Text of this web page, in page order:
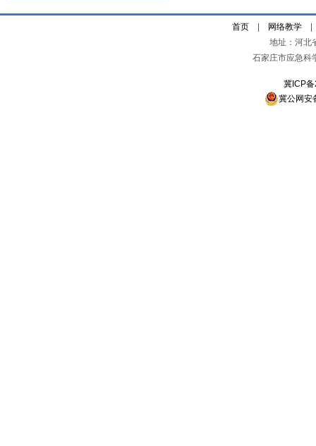
首页 网络教学
地址：河北
石家庄市应急科
冀ICP
冀公网安